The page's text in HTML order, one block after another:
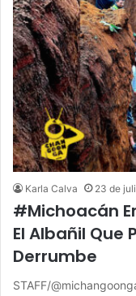
Karla Calva 23 de
#Michoacán
El Albañil Que
Derrumbe
STAFF/